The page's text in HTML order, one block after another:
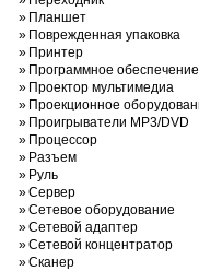
» Планшет
» Поврежденная упаковка
» Принтер
» Программное обеспечение
» Проектор мультимедиа
» Проекционное
» Проигрыватели MP3/DVD
» Процессор
» Разъем
» Руль
»Сервер
»Сетевое оборудование
»Сетевой адаптер
»Сетевой концентратор
»Сканер